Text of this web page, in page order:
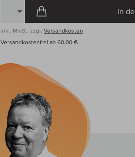
In
inkl. MwSt, zzgl. Versandkosten
Versandkostenfrei ab 60,00 €